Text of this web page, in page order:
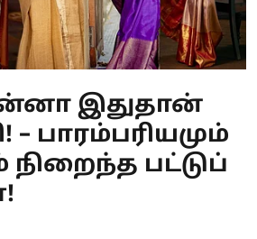
இதுதான்
– பாரம்பரியமும்
நிறைந்த பட்டுப்